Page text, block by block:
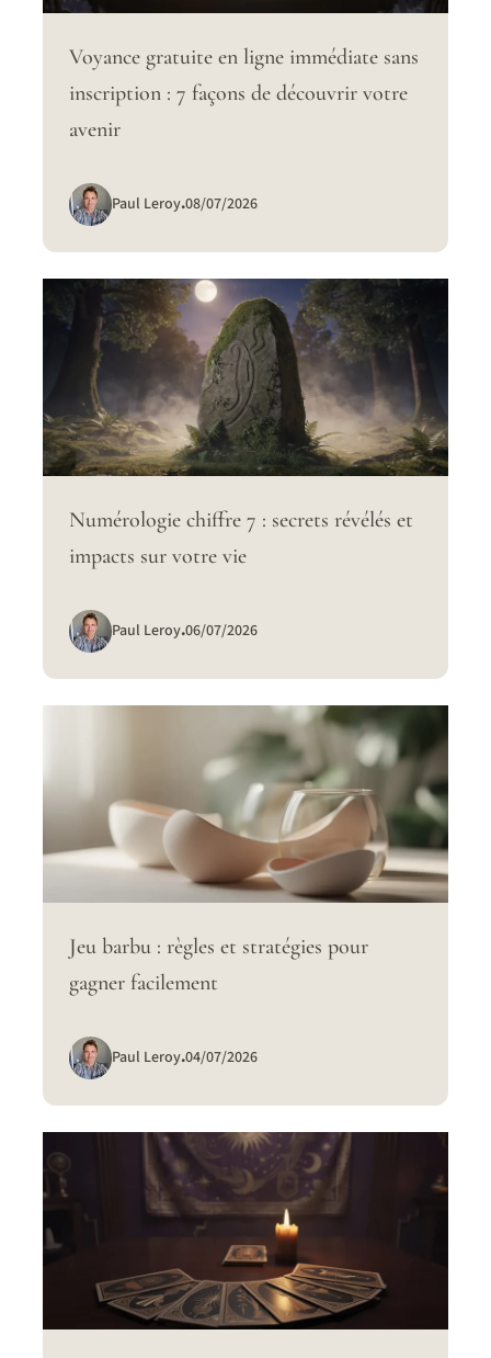
Voyance gratuite en ligne immédiate sans
inscription : 7 façons de découvrir votre
avenir
Paul Leroy.08/07/2026
Numérologie chiffre 7 : secrets révélés et
impacts sur votre vie
Paul Leroy.06/07/2026
Jeu barbu : règles et stratégies pour
gagner facilement
Paul Leroy.04/07/2026